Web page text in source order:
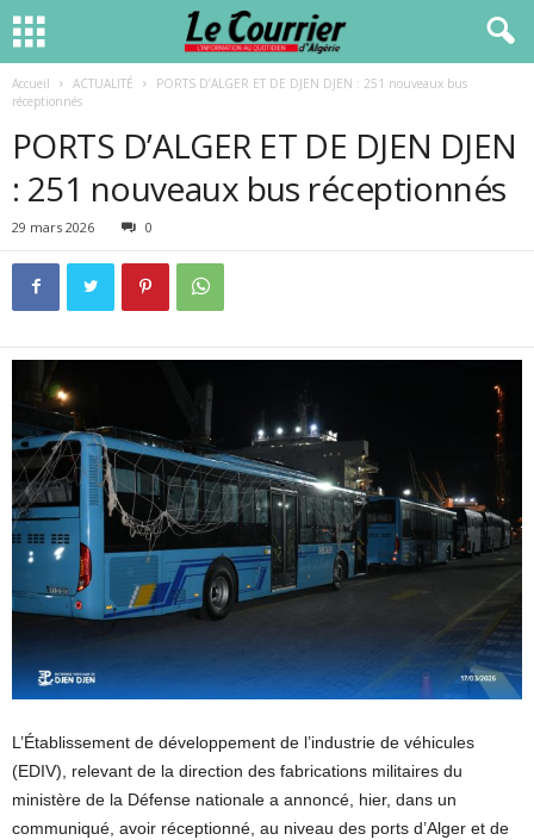
Accueil ACTUALITÉ
PORTS D’ALGER ET DE DJEN DJEN : 251 nouveaux bus
réceptionnés
PORTS D’ALGER ET DE DJEN DJEN
: 251 nouveaux bus réceptionnés
29 mars 2026 0
L’Établissement de développement de l’industrie de véhicules
(EDIV), relevant de la direction des fabrications militaires du
ministère de la Défense nationale a annoncé, hier, dans un
communiqué, avoir réceptionné, au niveau des ports d’Alger et de